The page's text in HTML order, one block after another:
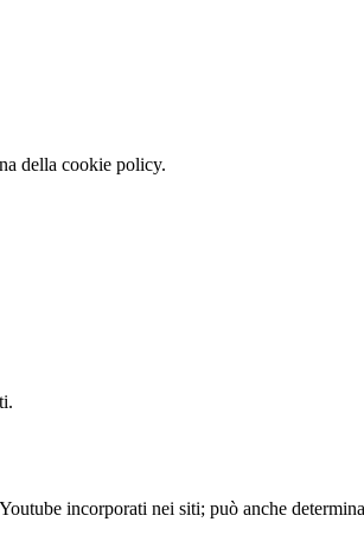
della cookie policy.
incorporati nei siti; può anche